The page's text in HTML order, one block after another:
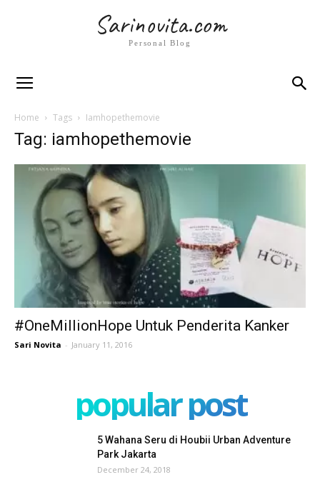
Sarinovita.com
Personal Blog
Home Tags Iamhopethemovie
Tag: iamhopethemovie
#OneMillionHope Untuk Penderita Kanker
Sari Novita - January 11, 2016
popular post
5 Wahana Seru di Houbii Urban Adventure
Park Jakarta
December 24, 2018